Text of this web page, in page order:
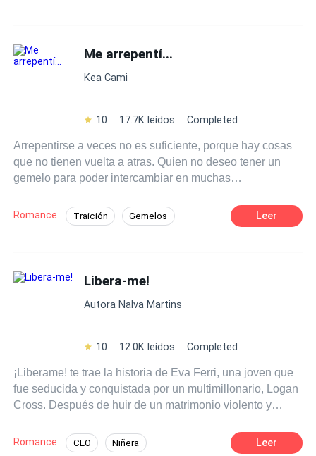
Me arrepentí...
Kea Cami
10 17.7K leídos Completed
Arrepentirse a veces no es suficiente, porque hay cosas
que no tienen vuelta a atras. Quien no deseo tener un
gemelo para poder intercambiar en muchas
involucrar los sentimientos, no es para todos, Ana no
sabía eso, solo era por unas semanas, fingir ser su
esta historia llena de amor, traicion, mentira y
Romance Traición Gemelos
Comedia
Leer
Libera-me!
Autora Nalva Martins
10 12.0K leídos Completed
¡Liberame! te trae la historia de Eva Ferri, una joven que
fue seducida y conquistada por un multimillonario, Logan
Cross. Después de huir de un matrimonio violento y
la finca Boa Ventura. Esconderse de su poderoso esposo
Romance CEO Niñera Leer